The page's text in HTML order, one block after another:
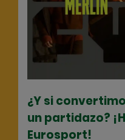
¿Y si
un partidazo?
Eurosport!